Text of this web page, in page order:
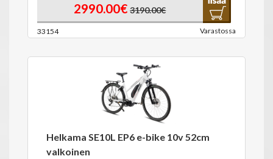
2990.00€ 3190.00€
33154 Varastossa
Helkama SE10L EP6 e-bike 10v 52cm
valkoinen